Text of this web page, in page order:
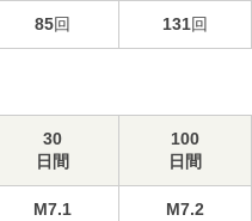
85回 131回
30
日間
100
日間
M7.1
M7.2